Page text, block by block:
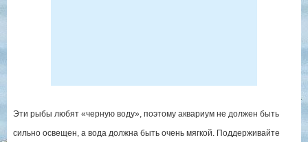
Эти рыбы любят «черную воду», поэтому аквариум не должен быть
сильно освещен, а вода должна быть очень мягкой. Поддерживайте